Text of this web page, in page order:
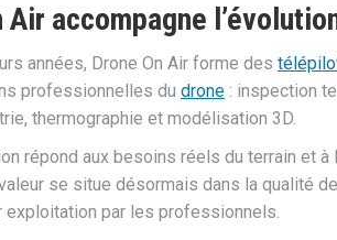
Air accompagne
années, Drone On Air forme des
professionnelles du drone : inspection
thermographie et modélisation 3D.
répond aux besoins réels du terrain et à
se situe désormais dans la qualité
exploitation par les professionnels.